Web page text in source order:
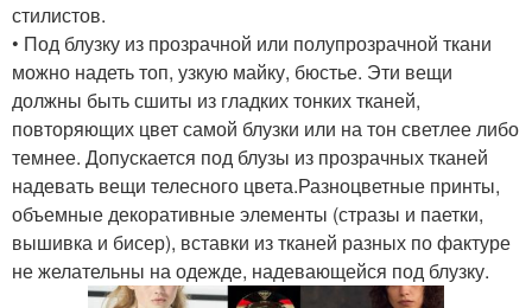
стилистов.
• Под блузку из прозрачной или полупрозрачной ткани
можно надеть топ, узкую майку, бюстье. Эти вещи
должны быть сшиты из гладких тонких тканей,
повторяющих цвет самой блузки или на тон светлее либо
темнее. Допускается под блузы из прозрачных тканей
надевать вещи телесного цвета.Разноцветные принты,
объемные декоративные элементы (стразы и паетки,
вышивка и бисер), вставки из тканей разных по фактуре
не желательны на одежде, надевающейся под блузку.